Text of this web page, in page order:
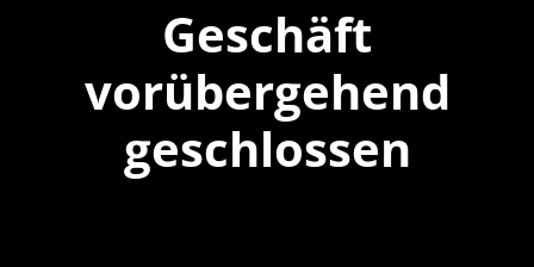
Geschäft
vorübergehend
geschlossen